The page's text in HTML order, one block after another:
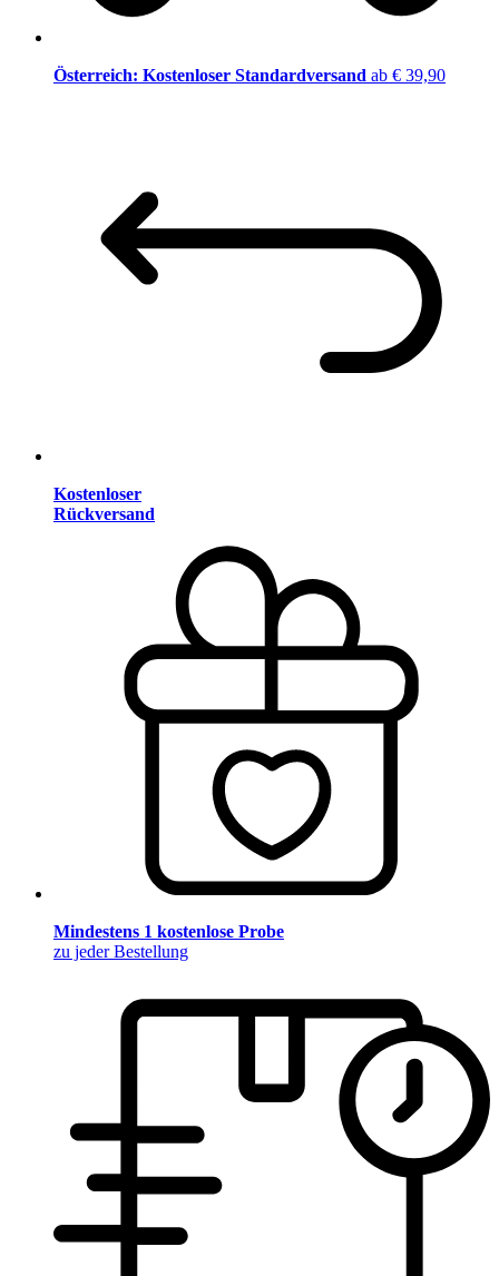
Österreich: Kostenloser Standardversand ab € 39,90
Kostenloser
Rückversand
Mindestens 1 kostenlose Probe
zu jeder Bestellung